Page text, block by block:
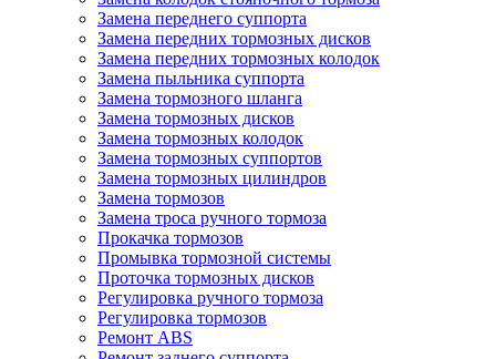
Замена переднего суппорта
Замена передних тормозных дисков
Замена передних тормозных колодок
Замена пыльника суппорта
Замена тормозного шланга
Замена тормозных дисков
Замена тормозных колодок
Замена тормозных суппортов
Замена тормозных цилиндров
Замена тормозов
Замена троса ручного тормоза
Прокачка тормозов
Промывка тормозной системы
Проточка тормозных дисков
Регулировка ручного тормоза
Регулировка тормозов
Ремонт ABS